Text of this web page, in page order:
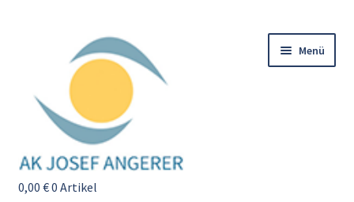
Navigation
Menü
Startseite
0,00 €0 Artikel